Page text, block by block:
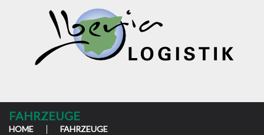
FAHRZEUGE
HOME FAHRZEUGE